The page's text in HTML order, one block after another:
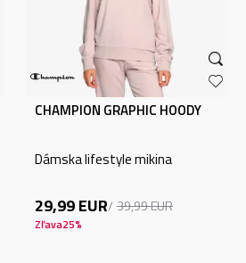
CHAMPION GRAPHIC HOODY
Dámska lifestyle mikina
29,99EUR 39,99EUR
Zľava25%